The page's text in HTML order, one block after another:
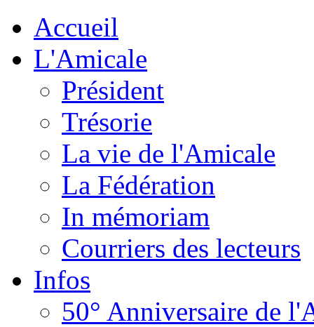
Accueil
L'Amicale
Président
Trésorie
La vie de l'Amicale
La Fédération
In mémoriam
Courriers des lecteurs
Infos
50° Anniversaire de